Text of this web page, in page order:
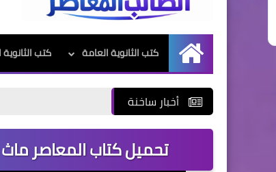
الرئيسية
كتب الثانوية العامة كتب الثانوية
أخبار ساخنة
تحميل كتاب المعاصر ماث